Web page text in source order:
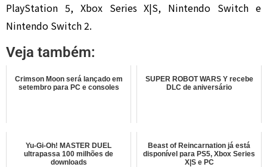
PlayStation 5, Xbox Series X|S, Nintendo Switch e
Nintendo Switch 2.
Veja também:
Crimson Moon será lançado em
setembro para PC e consoles
SUPER ROBOT WARS Y recebe
DLC de aniversário
Yu-Gi-Oh! MASTER DUEL
ultrapassa 100 milhões de
downloads
Beast of Reincarnation já está
disponível para PS5, Xbox Series
X|S e PC